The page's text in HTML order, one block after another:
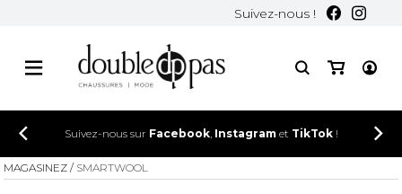
Suivez-nous !
Suivez-nous sur Facebook, Instagram et TikTok!
MAGASINEZ SMARTWOOL